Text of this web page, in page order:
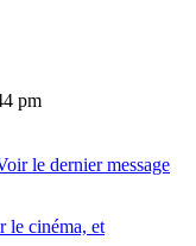
pm
le dernier message
le cinéma, et